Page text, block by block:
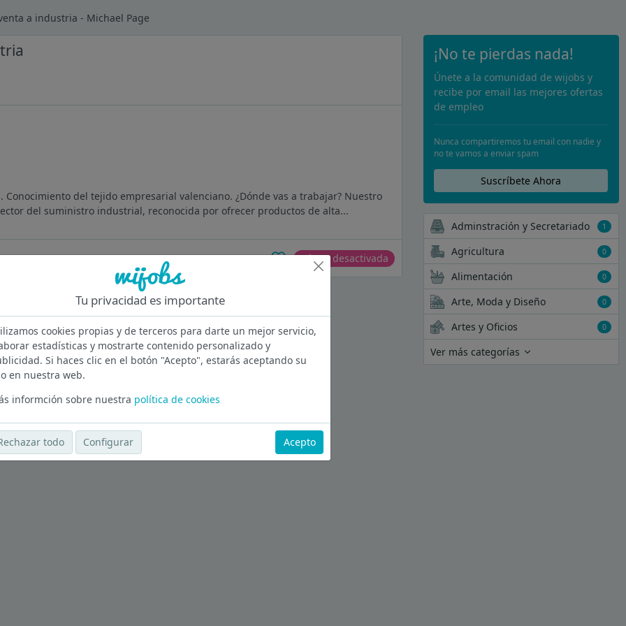
a industria - Michael Page
del tejido empresarial valenciano. ¿Dónde vas a trabajar? Nuestro
del suministro industrial, reconocida por ofrecer productos de alta...
Oferta desactivada
València
Ver más ofertas
¡No te pierdas nada!
Únete a la comunidad de wijobs y
recibe por email las mejores ofertas
de empleo
Nunca compartiremos tu email con nadie y
no te vamos a enviar spam
Suscríbete Ahora
Adminstración y Secretariado 1
Agricultura 0
Alimentación 0
Arte, Moda y Diseño 0
Artes y Oficios 0
Ver más categorías
Tu privacidad es importante
cookies propias y de terceros para darte un mejor servicio,
estadísticas y mostrarte contenido personalizado y
Si haces clic en el botón "Acepto", estarás aceptando su
en nuestra web.
informción sobre nuestra política de cookies
todo Configurar Acepto